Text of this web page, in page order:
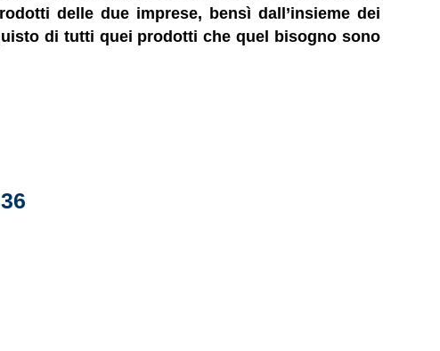
delle due imprese, bensì dall’insieme dei
di tutti quei prodotti che quel bisogno sono